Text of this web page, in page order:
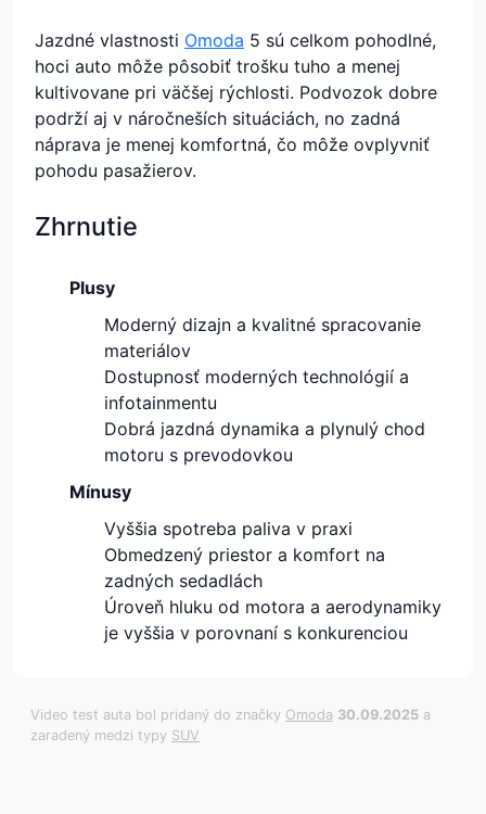
Jazdné vlastnosti Omoda 5 sú celkom pohodlné,
hoci auto môže pôsobiť trošku tuho a menej
kultivovane pri väčšej rýchlosti. Podvozok dobre
podrží aj v náročneších situáciách, no zadná
náprava je menej komfortná, čo môže ovplyvniť
pohodu pasažierov.
Zhrnutie
Plusy
Moderný dizajn a kvalitné spracovanie
materiálov
Dostupnosť moderných technológií a
infotainmentu
Dobrá jazdná dynamika a plynulý chod
motoru s prevodovkou
Mínusy
Vyššia spotreba paliva v praxi
Obmedzený priestor a komfort na
zadných sedadlách
Úroveň hluku od motora a aerodynamiky
je vyššia v porovnaní s konkurenciou
Video test auta bol pridaný do značky Omoda 30.09.2025 a
zaradený medzi typy SUV